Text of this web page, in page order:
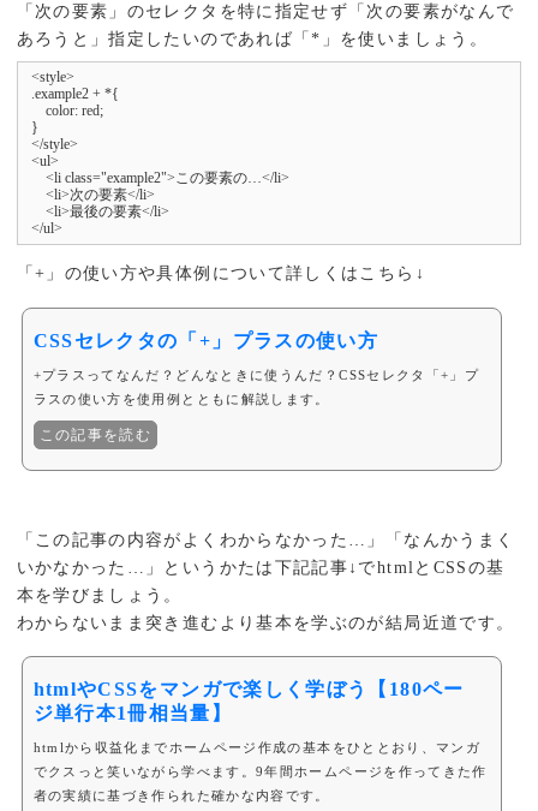
「次の要素」のセレクタを特に指定せず「次の要素がなんで
あろうと」指定したいのであれば「*」を使いましょう。
<style>
.example2 + *{
    color: red;
}
</style>
<ul>
    <li class="example2">この要素の…</li>
    <li>次の要素</li>
    <li>最後の要素</li>
</ul>
「+」の使い方や具体例について詳しくはこちら↓
CSSセレクタの「+」プラスの使い方
+プラスってなんだ？どんなときに使うんだ？CSSセレクタ「+」プ
ラスの使い方を使用例とともに解説します。
この記事を読む
「この記事の内容がよくわからなかった…」「なんかうまく
いかなかった…」というかたは下記記事↓でhtmlとCSSの基
本を学びましょう。
わからないまま突き進むより基本を学ぶのが結局近道です。
htmlやCSSをマンガで楽しく学ぼう【180ペー
ジ単行本1冊相当量】
htmlから収益化までホームページ作成の基本をひととおり、マンガ
でクスっと笑いながら学べます。9年間ホームページを作ってきた作
者の実績に基づき作られた確かな内容です。